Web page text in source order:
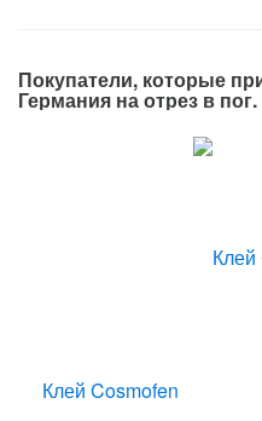
Покупатели, которые
Германия на отрез в
Клей Cosmofen